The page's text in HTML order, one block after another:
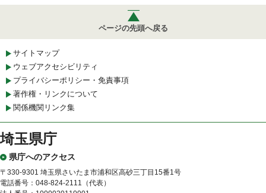
ページの先頭へ戻る
サイトマップ
ウェブアクセシビリティ
プライバシーポリシー・免責事項
著作権・リンクについて
関係機関リンク集
埼玉県庁
県庁へのアクセス
〒330-9301 埼玉県さいたま市浦和区高砂三丁目15番1号
電話番号：048-824-2111（代表）